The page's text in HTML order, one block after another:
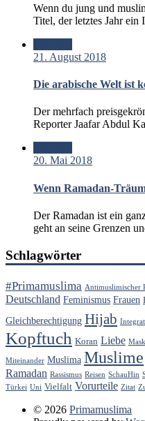
Wenn du jung und
Titel, der letztes Jahr
21. August 2018
Die arabische Welt ist
Der mehrfach
Reporter Jaafar Abdul
20. Mai 2018
Wenn Ramadan-
Der Ramadan ist ein
geht an seine Grenzen
Schlagwörter
#Primamuslima Antimuslimischer
Deutschland Feminismus Frauen
Gleichberechtigung Hijab
Kopftuch Koran Liebe
Miteinander Muslima Muslime
Ramadan Rassismus Reisen SchauHin
Türkei Uni Vielfalt Vorurteile Zitat
© 2026 Primamuslima